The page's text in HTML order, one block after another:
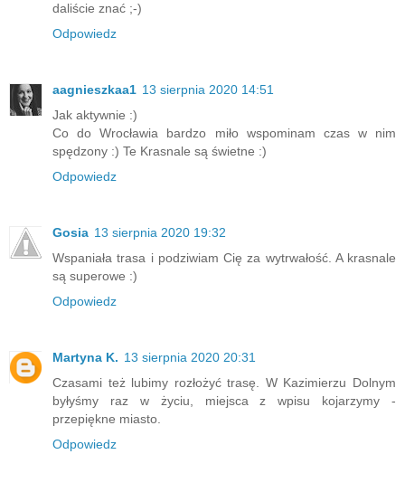
daliście znać ;-)
Odpowiedz
aagnieszkaa1 13 sierpnia 2020 14:51
Jak aktywnie :)
Co do Wrocławia bardzo miło wspominam czas w nim
spędzony :) Te Krasnale są świetne :)
Odpowiedz
Gosia 13 sierpnia 2020 19:32
Wspaniała trasa i podziwiam Cię za wytrwałość. A krasnale
są superowe :)
Odpowiedz
Martyna K. 13 sierpnia 2020 20:31
Czasami też lubimy rozłożyć trasę. W Kazimierzu Dolnym
byłyśmy raz w życiu, miejsca z wpisu kojarzymy -
przepiękne miasto.
Odpowiedz